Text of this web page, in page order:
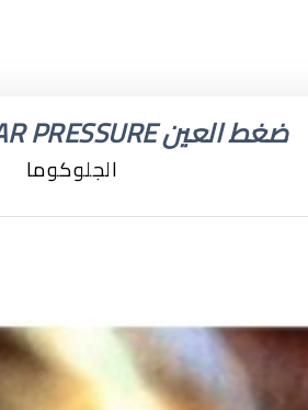
ضغط العين INTRAOCULAR PRESSURE
الجلوكوما